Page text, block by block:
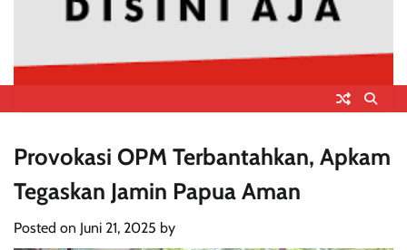
Provokasi OPM Terbantahkan, Apkam
Tegaskan Jamin Papua Aman
Posted on Juni 21, 2025 by